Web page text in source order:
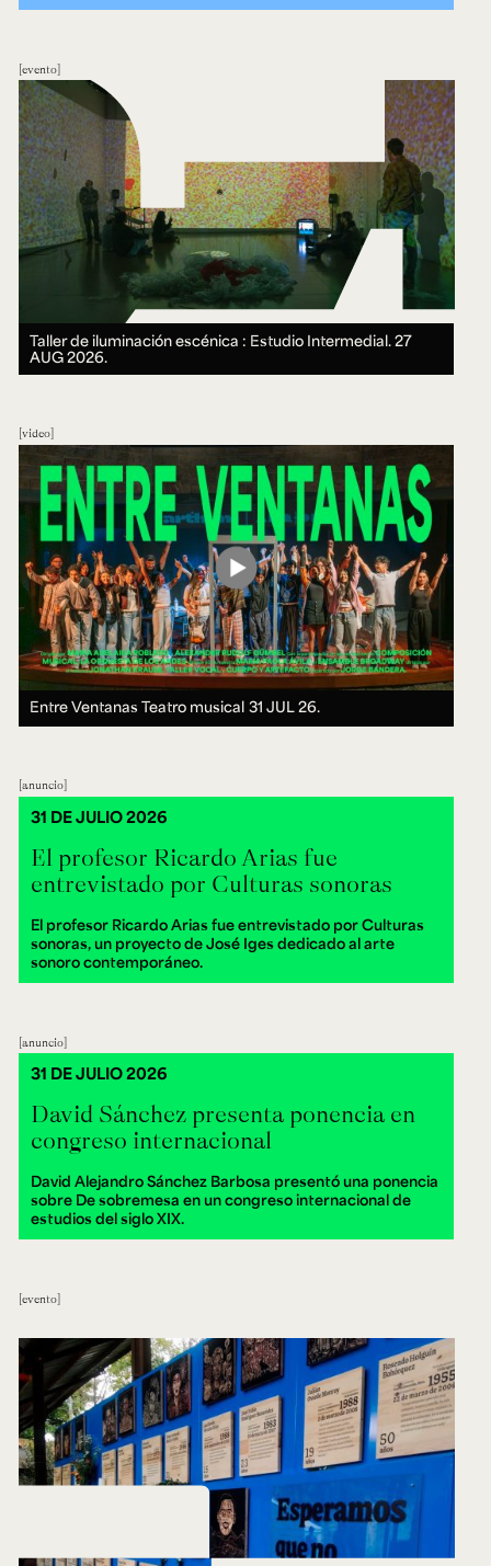
evento
Taller de iluminación escénica : Estudio Intermedial.27
AUG 2026.
video
Entre Ventanas Teatro musical 31 JUL 26.
anuncio
El profesor Ricardo Arias fue
entrevistado por Culturas sonoras
El profesor Ricardo Arias fue entrevistado por Culturas
sonoras, un proyecto de José Iges dedicado al arte
sonoro contemporáneo.
31 DE JULIO 2026
anuncio
David Sánchez presenta ponencia en
congreso internacional
David Alejandro Sánchez Barbosa presentó una ponencia
sobre De sobremesa en un congreso internacional de
estudios del siglo XIX.
31 DE JULIO 2026
evento